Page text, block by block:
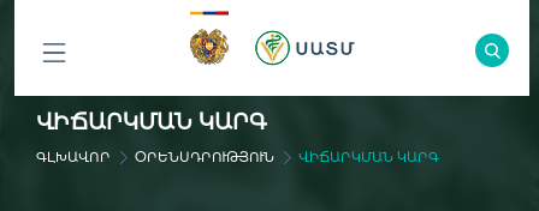
ԲՈԼՈՐ
ԲԱԺԻՆՆԵՐԸ
ՎԻՃԱՐԿՄԱՆ ԿԱՐԳ
ԳԼԽԱՎՈՐ ՕՐԵՆՍԴՐՈՒԹՅՈՒՆ ՎԻՃԱՐԿՄԱՆ ԿԱՐԳ